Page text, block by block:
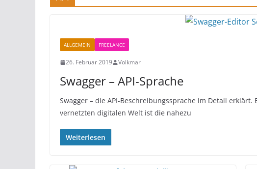
ALLGEMEIN FREELANCE
26. Februar 2019 Volkmar
Swagger – API-Sprache
Swagger – die API-Beschreibungssprache im Detail
vernetzten digitalen Welt ist die nahezu
Weiterlesen